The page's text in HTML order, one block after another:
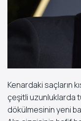
Kenardaki saçların
çeşitli uzunluklarda
dökülmesinin yeni